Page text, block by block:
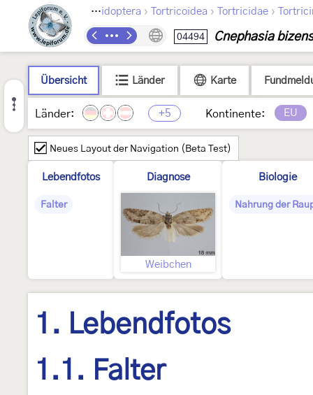
Lepidoptera › Tortricoidea › Tortricidae ›
04494 Cnephasia
Übersicht Länder Karte
Länder: +5 Kontinente: EU
Neues Layout der Navigation (Beta Test)
Lebendfotos
Falter
Diagnose
Weibchen
Biologie
Nahrung der
1. Lebendfotos
1.1. Falter